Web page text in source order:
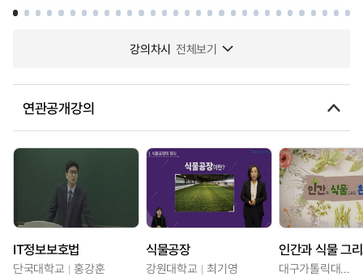
강의차시 전체보기
연관공개강의
IT정보보호법
단국대학교 홍강훈
식물공장
강원대학교 최기영
인간과 식물 그
대구가톨릭대학교